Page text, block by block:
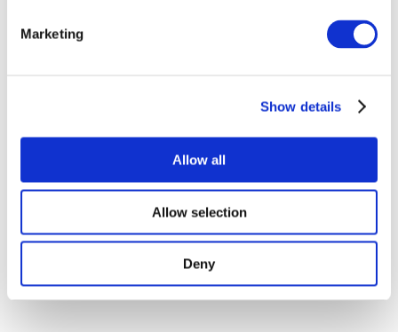
Marketing
Show details
Allow all
Allow selection
Deny
Concertos
Sem subgênero
Alkalmaz